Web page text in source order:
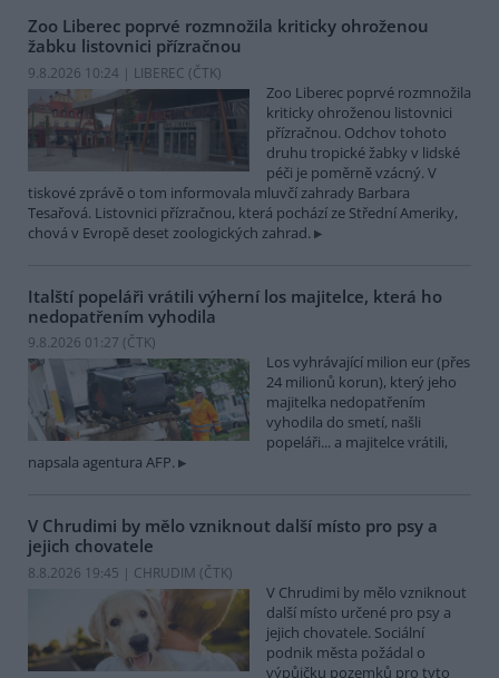
Zoo Liberec poprvé rozmnožila kriticky ohroženou
žabku listovnici přízračnou
9.8.2026 10:24 | LIBEREC (ČTK)
Zoo Liberec poprvé rozmnožila
kriticky ohroženou listovnici
přízračnou. Odchov tohoto
druhu tropické žabky v lidské
péči je poměrně vzácný. V
tiskové zprávě o tom informovala mluvčí zahrady Barbara
Tesařová. Listovnici přízračnou, která pochází ze Střední Ameriky,
chová v Evropě deset zoologických zahrad.
Italští popeláři vrátili výherní los majitelce, která ho
nedopatřením vyhodila
9.8.2026 01:27 (ČTK)
Los vyhrávající milion eur (přes
24 milionů korun), který jeho
majitelka nedopatřením
vyhodila do smetí, našli
popeláři... a majitelce vrátili,
napsala agentura AFP.
V Chrudimi by mělo vzniknout další místo pro psy a
jejich chovatele
8.8.2026 19:45 | CHRUDIM (ČTK)
V Chrudimi by mělo vzniknout
další místo určené pro psy a
jejich chovatele. Sociální
podnik města požádal o
výpůjčku pozemků pro tyto